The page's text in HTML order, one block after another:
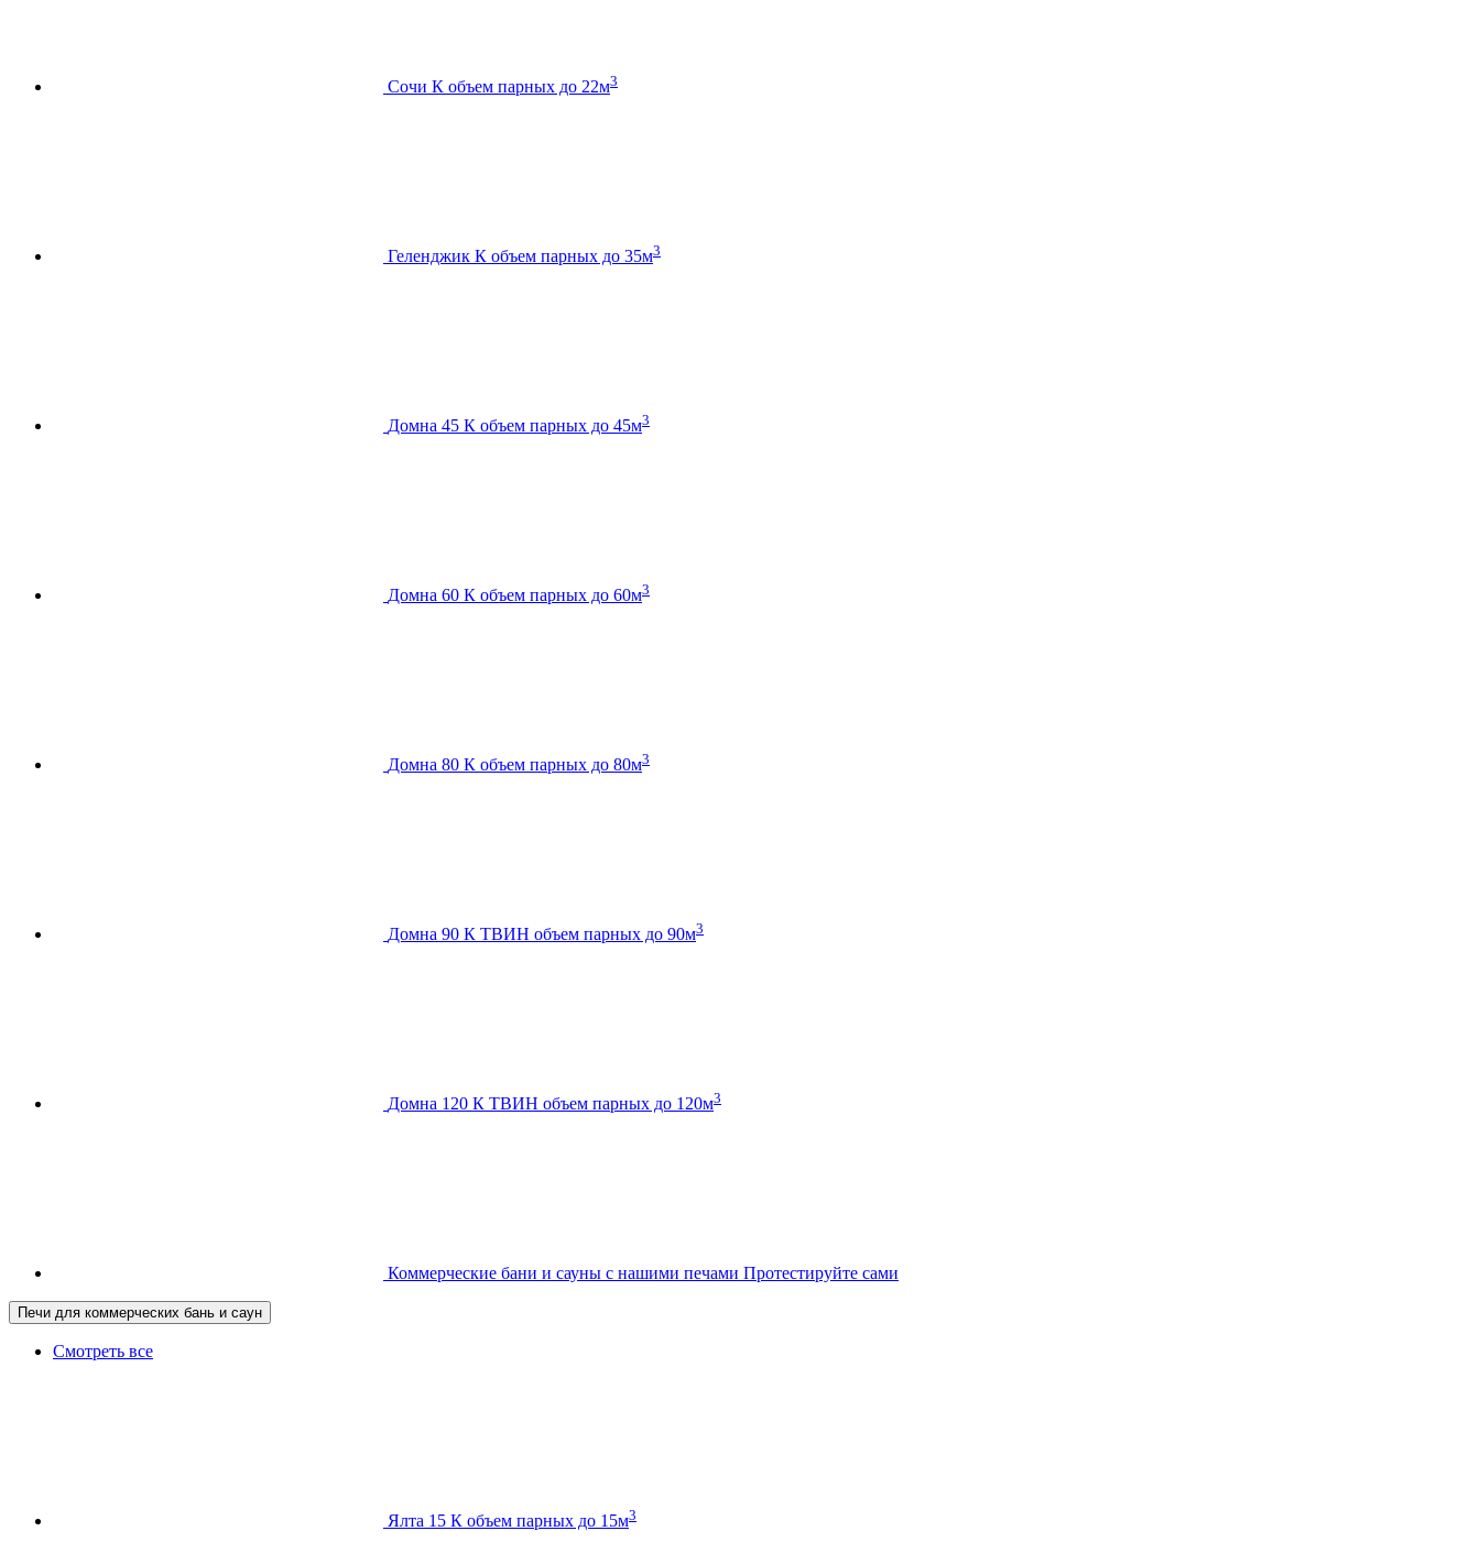
Сочи К объем парных до 22м3
Геленджик К объем парных до 35м3
Домна 45 К объем парных до 45м3
Домна 60 К объем парных до 60м3
Домна 80 К объем парных до 80м3
Домна 90 К ТВИН объем парных до 90м3
Домна 120 К ТВИН объем парных до 120м3
Коммерческие бани и сауны с нашими печами Протестируйте сами
Печи для коммерческих бань и саун
Смотреть все
Ялта 15 К объем парных до 15м3